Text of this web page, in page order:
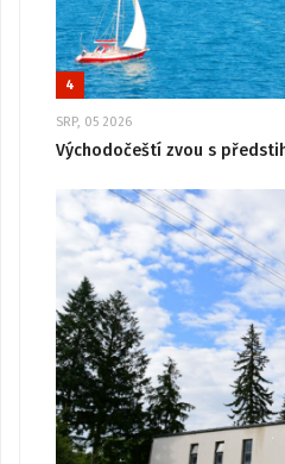
4
SRP, 05 2026
Východočeští zvou s